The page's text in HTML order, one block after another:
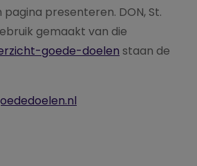
presenteren. DON, St.
gemaakt van die
goede-doelen staan de